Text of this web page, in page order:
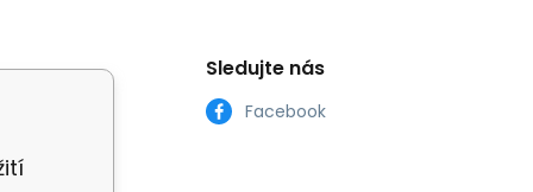
Sledujte nás
Facebook